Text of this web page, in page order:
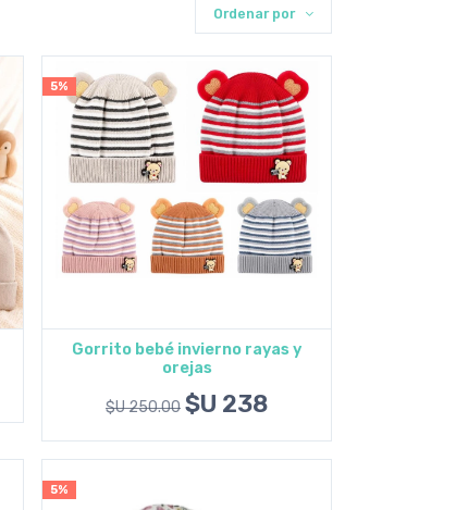
Ordenar por
5%
Agregar al carrito
Gorrito bebé invierno rayas y
orejas
$U 250.00 $U 238
5%